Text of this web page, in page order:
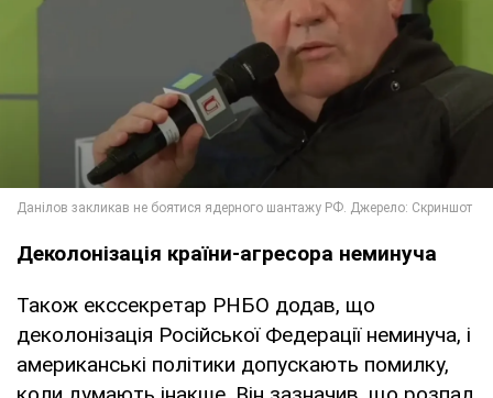
Деколонізація країни-агресора неминуча
Також екссекретар РНБО додав, що
деколонізація Російської Федерації неминуча, і
американські політики допускають помилку,